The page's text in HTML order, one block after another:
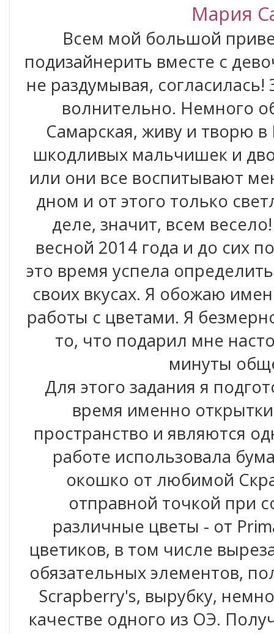
Мария
Всем мой большой
подизайнерить вместе с
не раздумывая,
волнительно. Немного
Самарская, живу и творю
шкодливых мальчишек и
или они все воспитывают
дном и от этого только
деле, значит, всем
весной 2014 года и до сих
это время успела
своих вкусах. Я обожаю
работы с цветами. Я
то, что подарил мне
минуты
Для этого задания я
время именно
пространство и являются
работе использовала
окошко от любимой
отправной точкой при
различные цветы - от
цветиков, в том числе
обязательных элементов,
Scrapberry's, вырубку,
качестве одного из ОЭ.